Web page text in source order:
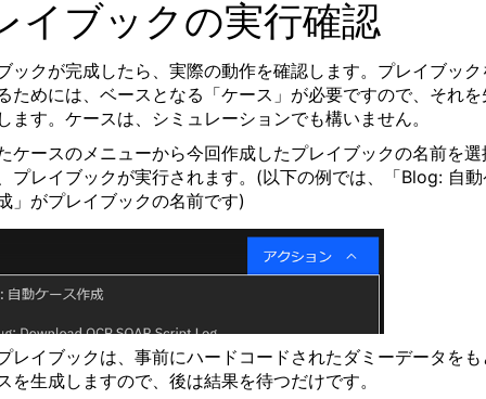
イブックの実行確認
ックが完成したら、実際の動作を確認します。プレイブック
ためには、ベースとなる「ケース」が必要ですので、それを
ます。ケースは、シミュレーションでも構いません。
ケースのメニューから今回作成したプレイブックの名前を選
プレイブックが実行されます。 (以下の例では、「Blog: 自
」がプレイブックの名前です)
レイブックは、事前にハードコードされたダミーデータをも
を生成しますので、後は結果を待つだけです。